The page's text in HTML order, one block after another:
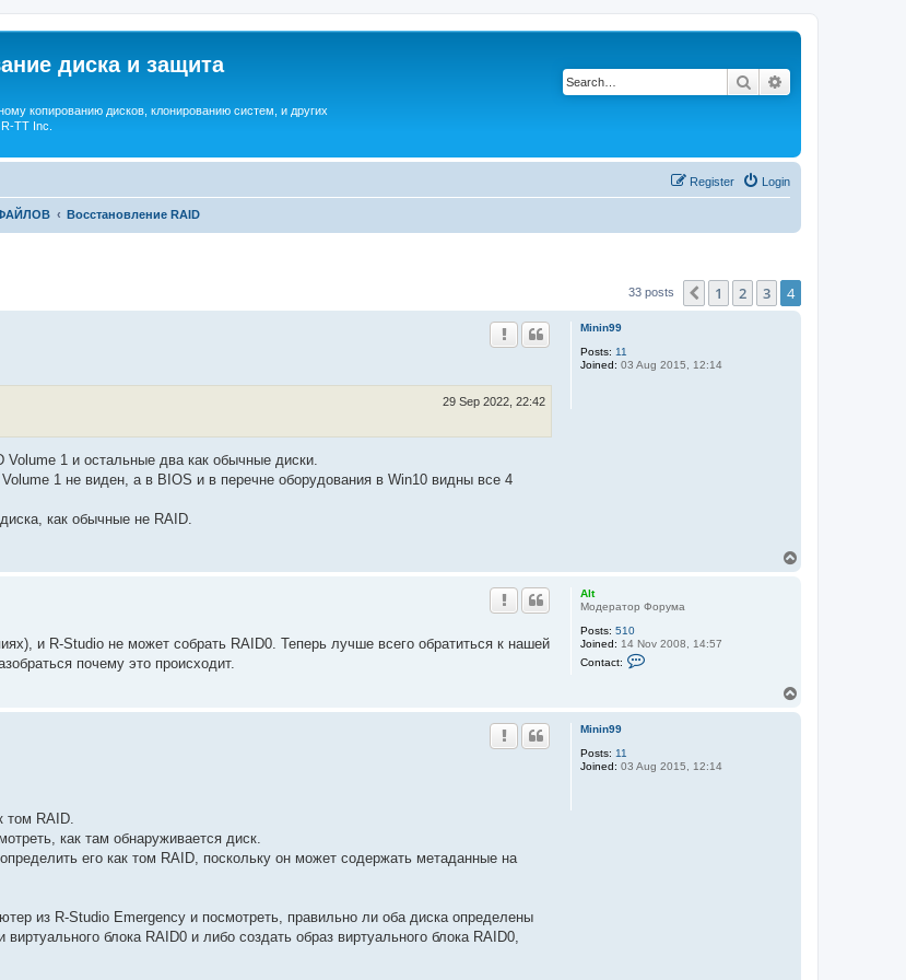
диска и защита
копированию дисков, клонированию систем, и других
TT Inc.
Search
Login
Register
Восстановление RAID
33 posts Previous
1 2 3 4
Minin99
Posts: 11
Joined: 03 Aug 2015, 12:14
29 Sep 2022, 22:42
1 и остальные два как обычные диски.
1 не виден, а в BIOS и в перечне оборудования в Win10 видны все 4
как обычные не RAID.
Alt
Модератор Форума
Posts: 510
Joined: 14 Nov 2008, 14:57
Contact:
t
и R-Studio не может собрать RAID0. Теперь лучше всего обратиться к нашей
почему это происходит.
Minin99
Posts: 11
Joined: 03 Aug 2015, 12:14
том RAID.
как там обнаруживается диск.
его как том RAID, поскольку он может содержать метаданные на
из R-Studio Emergency и посмотреть, правильно ли оба диска определены
блока RAID0 и либо создать образ виртуального блока RAID0,